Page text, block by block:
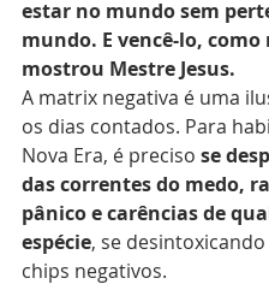
estar no mundo sem
mundo. E vencê-lo, como
mostrou Mestre Jesus.
A matrix negativa é uma
os dias contados. Para
Nova Era, é preciso se
das correntes do medo,
pânico e carências de
espécie, se desintoxicando
chips negativos.